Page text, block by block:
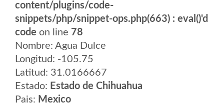
content/plugins/code-
snippets/php/snippet-ops.php(663) : eval()'d
code on line 78
Nombre: Agua Dulce
Longitud: -105.75
Latitud: 31.0166667
Estado: Estado de Chihuahua
Pais: Mexico